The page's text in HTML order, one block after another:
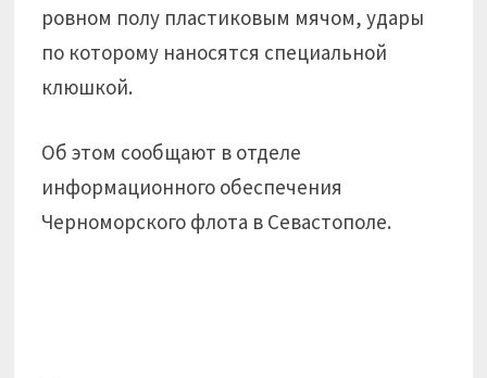
ровном полу пластиковым мячом, удары
по которому наносятся специальной
клюшкой.
Об этом сообщают в отделе
информационного обеспечения
Черноморского флота в Севастополе.